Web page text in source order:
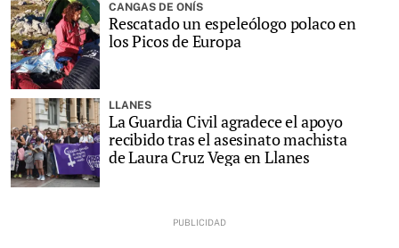
CANGAS DE ONÍS
Rescatado un espeleólogo polaco en
los Picos de Europa
LLANES
La Guardia Civil agradece el apoyo
recibido tras el asesinato machista
de Laura Cruz Vega en Llanes